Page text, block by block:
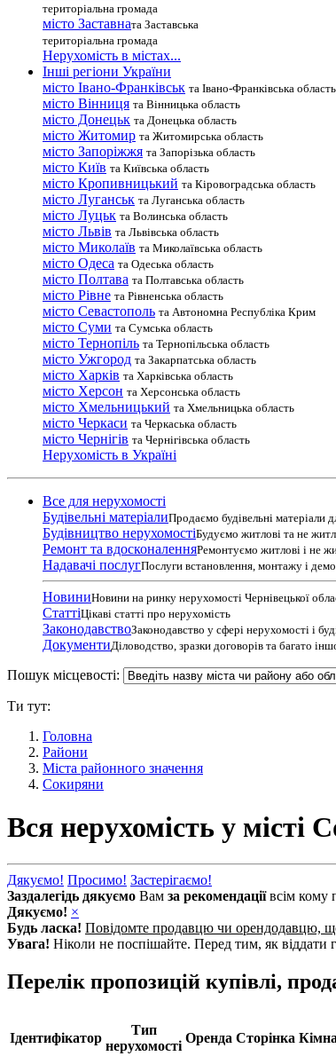
територіальна громада
місто Заставната Заставська
територіальна громада
Нерухомість в містах...
Інші регіони України
місто Івано-Франківськ та Івано-Франківська область
місто Вінниця та Вінницька область
місто Донецьк та Донецька область
місто Житомир та Житомирська область
місто Запоріжжя та Запорізька область
місто Київ та Київська область
місто Кропивницький та Кіровоградська область
місто Луганськ та Луганська область
місто Луцьк та Волинська область
місто Львів та Львівська область
місто Миколаїв та Миколаївська область
місто Одеса та Одеська область
місто Полтава та Полтавська область
місто Рівне та Рівненська область
місто Севастополь та Автономна Республіка Крим
місто Суми та Сумська область
місто Тернопіль та Тернопільська область
місто Ужгород та Закарпатська область
місто Харків та Харківська область
місто Херсон та Херсонська область
місто Хмельницький та Хмельницька область
місто Черкаси та Черкаська область
місто Чернігів та Чернігівська область
Нерухомість в Україні
Все для нерухомості
Будівельні матеріалиПродаємо будівельні матеріали
Будівництво нерухомостіБудуємо житлові та не
Ремонт та вдосконаленняРемонтуємо житлові і не
Надавачі послугПослуги встановлення, монтажу і
НовиниНовини на ринку нерухомості Чернівецької
СтаттіЦікаві статті про нерухомість
ЗаконодавствоЗаконодавство у сфері нерухомості і
ДокументиДіловодство, зразки договорів та багато
Пошук місцевості:
Ти тут:
Головна
Райони
Міста районного значення
Сокиряни
Вся нерухомість у місті
Дякуємо! Просимо! Застерігаємо!
Заздалегідь дякуємо Вам за рекомендаціївсім кому
Дякуємо! ×
Будь ласка! Повідомте продавцю чи орендодавцю,
Увага! Ніколи не поспішайте. Перед тим, як віддати
Перелік пропозицій купівлі,
Ідентифікатор
Тип
нерухомості
Оренда Сторінка